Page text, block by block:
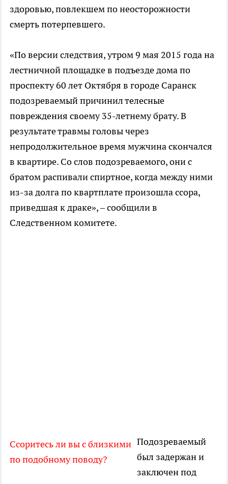
здоровью, повлекшем по неосторожности
смерть потерпевшего.
«По версии следствия, утром 9 мая 2015 года на
лестничной площадке в подъезде дома по
проспекту 60 лет Октября в городе Саранск
подозреваемый причинил телесные
повреждения своему 35-летнему брату. В
результате травмы головы через
непродолжительное время мужчина скончался
в квартире. Со слов подозреваемого, они с
братом распивали спиртное, когда между ними
из-за долга по квартплате произошла ссора,
приведшая к драке», – сообщили в
Следственном комитете.
Ссоритесь ли вы с близкими
по подобному поводу?
Подозреваемый
был задержан и
заключен под